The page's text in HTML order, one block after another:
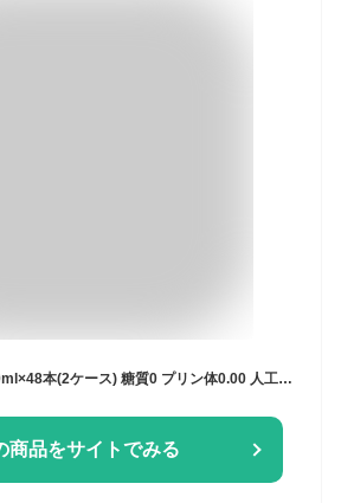
サッポロ 極ZERO 350ml×48本(2ケース) 糖質0 プリン体0.00 人工甘味料0 ビール 発泡酒【送料無料※一部地域は除く】
商品をサイトでみる